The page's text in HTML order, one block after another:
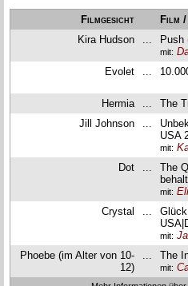
Filmgesicht
Film
Kira Hudson
Push
mit:
Evolet
Hermia
The
Jill Johnson
USA
mit:
Dot
The
mit:
Crystal
mit:
Phoebe (im Alter von 10-
12)
The
mit: